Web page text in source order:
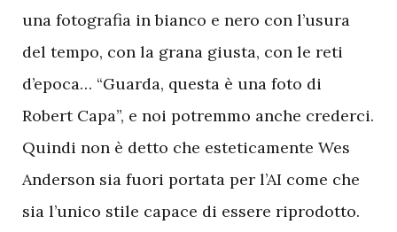
una fotografia in bianco e nero con l’usura
del tempo, con la grana giusta, con le reti
d’epoca… “Guarda, questa è una foto di
Robert Capa”, e noi potremmo anche crederci.
Quindi non è detto che esteticamente Wes
Anderson sia fuori portata per l’AI come che
sia l’unico stile capace di essere riprodotto.